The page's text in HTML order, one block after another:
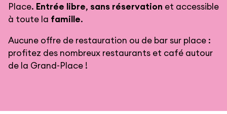
Place. Entrée libre, sans réservation et accessible
à toute la famille.
Aucune offre de restauration ou de bar sur place :
profitez des nombreux restaurants et café autour
de la Grand-Place !